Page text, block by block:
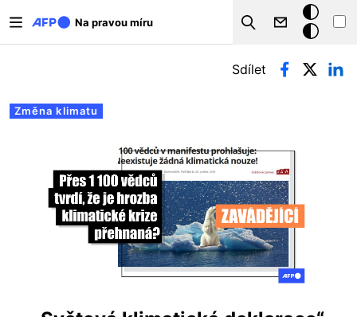
Na pravou míru
Search
Tmavý
režim
Hlavní záložky
Změna klimatu
Sdílet